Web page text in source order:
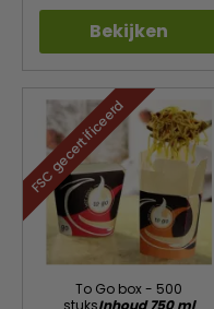
Bekijken
FSC gecertificeerd
To Go box - 500